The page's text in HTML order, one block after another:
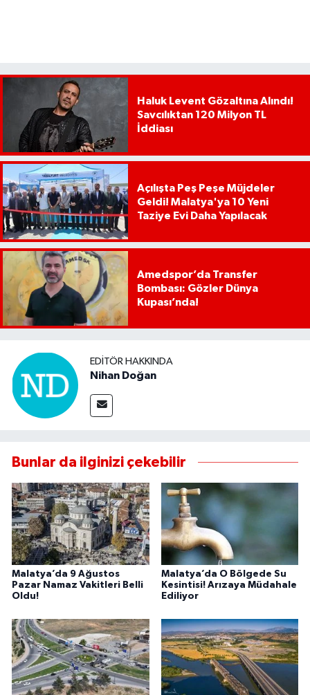
Haluk Levent Gözaltına Alındı!
Savcılıktan 120 Milyon TL
İddiası
Açılışta Peş Peşe Müjdeler
Geldi! Malatya'ya 10 Yeni
Taziye Evi Daha Yapılacak
Amedspor’da Transfer
Bombası: Gözler Dünya
Kupası’nda!
EDITÖR HAKKINDA
Nihan Doğan
Bunlar da ilginizi çekebilir
Malatya’da 9 Ağustos
Pazar Namaz Vakitleri Belli
Oldu!
Malatya’da O Bölgede Su
Kesintisi! Arızaya Müdahale
Ediliyor